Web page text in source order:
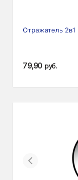
Отражатель 2в1
79,90 руб.
Previous